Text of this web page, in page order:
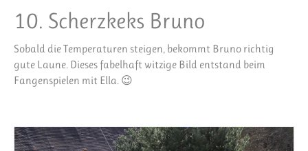
10. Scherzkeks Bruno
Sobald die Temperaturen steigen, bekommt Bruno richtig
gute Laune. Dieses fabelhaft witzige Bild entstand beim
Fangenspielen mit Ella. 😉